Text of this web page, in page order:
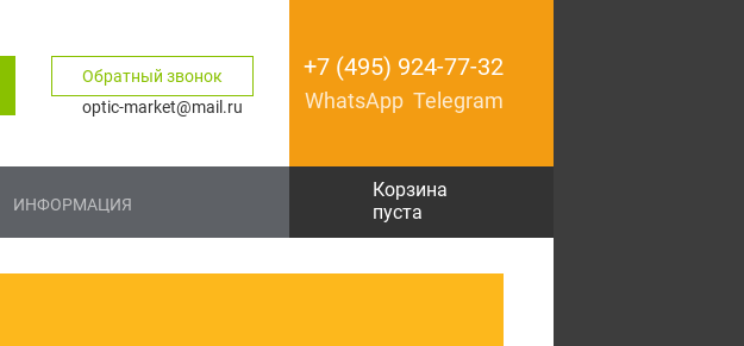
+7 (495) 924-77-32
WhatsApp Telegram
ИНФОРМАЦИЯ
Корзина
пуста
Обратный звонок
optic-market@mail.ru